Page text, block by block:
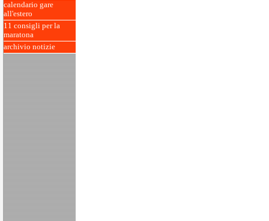
calendario gare
all'estero
11 consigli per la
maratona
archivio notizie